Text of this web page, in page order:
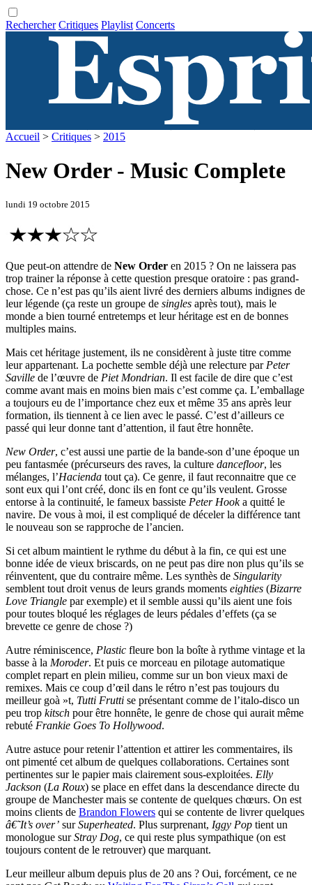
Rechercher Critiques Playlist Concerts
Accueil > Critiques > 2015
New Order - Music Complete
lundi 19 octobre 2015
Que peut-on attendre de New Order en 2015 ? On ne laissera pas
trop trainer la réponse à cette question presque oratoire : pas grand-
chose. Ce n’est pas qu’ils aient livré des derniers albums indignes de
leur légende (ça reste un groupe de singles après tout), mais le
monde a bien tourné entretemps et leur héritage est en de bonnes
multiples mains.
Mais cet héritage justement, ils ne considèrent à juste titre comme
leur appartenant. La pochette semble déjà une relecture par Peter
Saville de l’œuvre de Piet Mondrian. Il est facile de dire que c’est
comme avant mais en moins bien mais c’est comme ça. L’emballage
a toujours eu de l’importance chez eux et même 35 ans après leur
formation, ils tiennent à ce lien avec le passé. C’est d’ailleurs ce
passé qui leur donne tant d’attention, il faut être honnête.
New Order, c’est aussi une partie de la bande-son d’une époque un
peu fantasmée (précurseurs des raves, la culture dancefloor, les
mélanges, l’Hacienda tout ça). Ce genre, il faut reconnaitre que ce
sont eux qui l’ont créé, donc ils en font ce qu’ils veulent. Grosse
entorse à la continuité, le fameux bassiste Peter Hooka quitté le
navire. De vous à moi, il est compliqué de déceler la différence tant
le nouveau son se rapproche de l’ancien.
Si cet album maintient le rythme du début à la fin, ce qui est une
bonne idée de vieux briscards, on ne peut pas dire non plus qu’ils se
réinventent, que du contraire même. Les synthès de Singularity
semblent tout droit venus de leurs grands moments eighties (Bizarre
Love Triangle par exemple) et il semble aussi qu’ils aient une fois
pour toutes bloqué les réglages de leurs pédales d’effets (ça se
brevette ce genre de chose ?)
Autre réminiscence, Plastic fleure bon la boîte à rythme vintage et la
basse à la Moroder. Et puis ce morceau en pilotage automatique
complet repart en plein milieu, comme sur un bon vieux maxi de
remixes. Mais ce coup d’œil dans le rétro n’est pas toujours du
meilleur goà »t, Tutti Frutti se présentant comme de l’italo-disco un
peu trop kitsch pour être honnête, le genre de chose qui aurait même
rebuté Frankie Goes To Hollywood.
Autre astuce pour retenir l’attention et attirer les commentaires, ils
ont pimenté cet album de quelques collaborations. Certaines sont
pertinentes sur le papier mais clairement sous-exploitées. Elly
Jackson (La Roux) se place en effet dans la descendance directe du
groupe de Manchester mais se contente de quelques chœurs. On est
moins clients de Brandon Flowers qui se contente de livrer quelques
â€˜It’s over’ surSuperheated. Plus surprenant, Iggy Pop tient un
monologue surStray Dog, ce qui reste plus sympathique (on est
toujours content de le retrouver) que marquant.
Leur meilleur album depuis plus de 20 ans ? Oui, forcément, ce ne